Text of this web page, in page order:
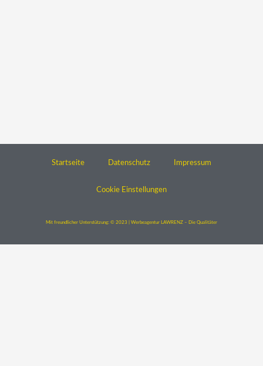
Startseite Datenschutz Impressum
Cookie Einstellungen
Mit freundlicher Unterstützung: © 2023 | Werbeagentur LAWRENZ – Die Qualitäter